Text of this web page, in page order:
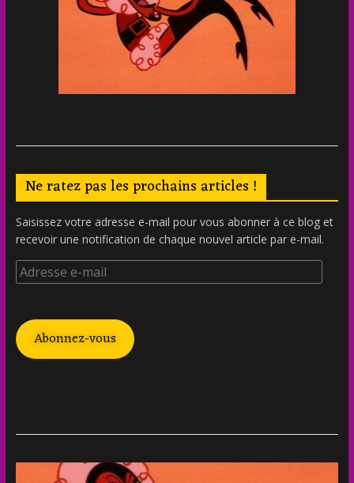
Ne ratez pas les prochains articles !
Saisissez votre adresse e-mail pour vous abonner à ce blog et
recevoir une notification de chaque nouvel article par e-mail.
Abonnez-vous